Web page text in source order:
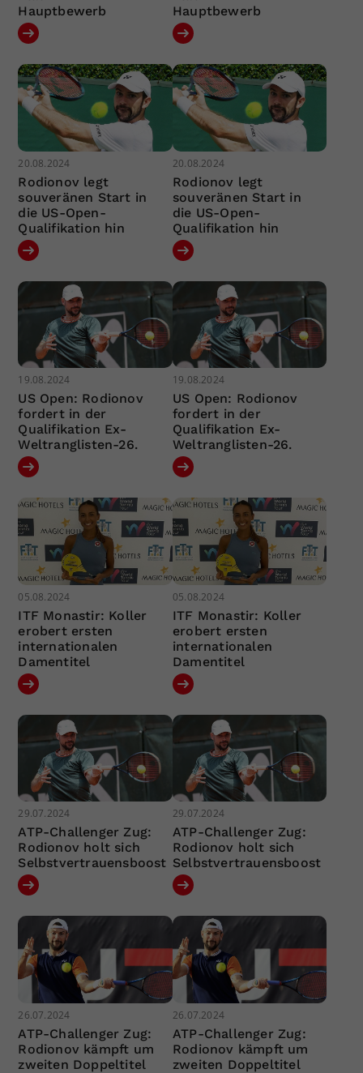
Hauptbewerb
Hauptbewerb
20.08.2024
Rodionov legt
souveränen Start in
die US-Open-
Qualifikation hin
20.08.2024
Rodionov legt
souveränen Start in
die US-Open-
Qualifikation hin
19.08.2024
US Open: Rodionov
fordert in der
Qualifikation Ex-
Weltranglisten-26.
19.08.2024
US Open: Rodionov
fordert in der
Qualifikation Ex-
Weltranglisten-26.
05.08.2024
ITF Monastir: Koller
erobert ersten
internationalen
Damentitel
05.08.2024
ITF Monastir: Koller
erobert ersten
internationalen
Damentitel
29.07.2024
ATP-Challenger Zug:
Rodionov holt sich
Selbstvertrauensboost
29.07.2024
ATP-Challenger Zug:
Rodionov holt sich
Selbstvertrauensboost
26.07.2024
ATP-Challenger Zug:
Rodionov kämpft um
zweiten Doppeltitel
26.07.2024
ATP-Challenger Zug:
Rodionov kämpft um
zweiten Doppeltitel